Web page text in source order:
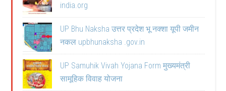
india.org
UP Bhu Naksha उत्तर प्रदेश भू नक्शा यूपी जमीन
नकल upbhunaksha .gov.in
UP Samuhik Vivah Yojana Form मुख्यमंत्री
सामूहिक विवाह योजना